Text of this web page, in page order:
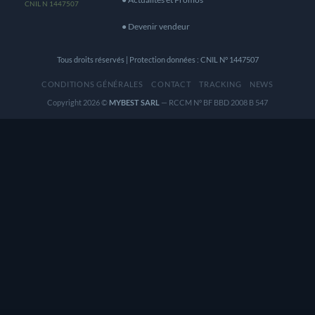
CNIL N 1447507
● Devenir vendeur
Tous droits réservés | Protection données : CNIL N° 1447507
CONDITIONS GÉNÉRALES CONTACT TRACKING
NEWS
Copyright 2026 © MYBEST SARL — RCCM N° BF BBD 2008 B 547